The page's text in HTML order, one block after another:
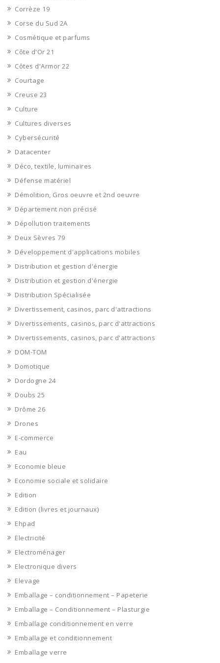
Corrèze 19
Corse du Sud 2A
Cosmétique et parfums
Côte d'Or 21
Côtes d'Armor 22
Courtage
Creuse 23
Culture
Cultures diverses
Cybersécurité
Datacenter
Déco, textile, luminaires
Défense matériel
Démolition, Gros oeuvre et 2nd oeuvre
Département non précisé
Dépollution traitements
Deux Sèvres 79
Développement d'applications mobiles
Distribution et gestion d'énergie
Distribution et gestion d'énergie
Distribution Spécialisée
Divertissement, casinos, parc d'attractions
Divertissements, casinos, parc d'attractions
Divertissements, casinos, parc d'attractions
DOM-TOM
Domotique
Dordogne 24
Doubs 25
Drôme 26
Drones
E-commerce
Eau
Economie bleue
Economie sociale et solidaire
Edition
Edition (livres et journaux)
Ehpad
Electricité
Electroménager
Electronique divers
Elevage
Emballage – conditionnement – Papeterie
Emballage – Conditionnement – Plasturgie
Emballage conditionnement en verre
Emballage et conditionnement
Emballage verre